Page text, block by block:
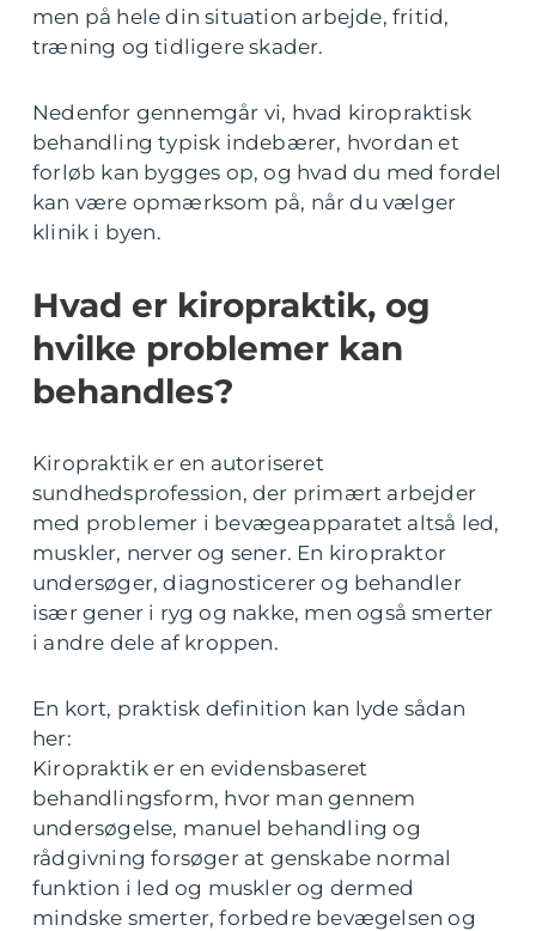
men på hele din situation arbejde, fritid,
træning og tidligere skader.
Nedenfor gennemgår vi, hvad kiropraktisk
behandling typisk indebærer, hvordan et
forløb kan bygges op, og hvad du med fordel
kan være opmærksom på, når du vælger
klinik i byen.
Hvad er kiropraktik, og
hvilke problemer kan
behandles?
Kiropraktik er en autoriseret
sundhedsprofession, der primært arbejder
med problemer i bevægeapparatet altså led,
muskler, nerver og sener. En kiropraktor
undersøger, diagnosticerer og behandler
især gener i ryg og nakke, men også smerter
i andre dele af kroppen.
En kort, praktisk definition kan lyde sådan
her:
Kiropraktik er en evidensbaseret
behandlingsform, hvor man gennem
undersøgelse, manuel behandling og
rådgivning forsøger at genskabe normal
funktion i led og muskler og dermed
mindske smerter, forbedre bevægelsen og